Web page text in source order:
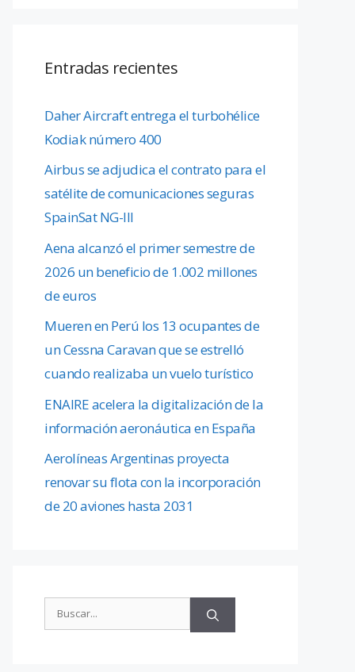
Entradas recientes
Daher Aircraft entrega el turbohélice
Kodiak número 400
Airbus se adjudica el contrato para el
satélite de comunicaciones seguras
SpainSat NG-III
Aena alcanzó el primer semestre de
2026 un beneficio de 1.002 millones
de euros
Mueren en Perú los 13 ocupantes de
un Cessna Caravan que se estrelló
cuando realizaba un vuelo turístico
ENAIRE acelera la digitalización de la
información aeronáutica en España
Aerolíneas Argentinas proyecta
renovar su flota con la incorporación
de 20 aviones hasta 2031